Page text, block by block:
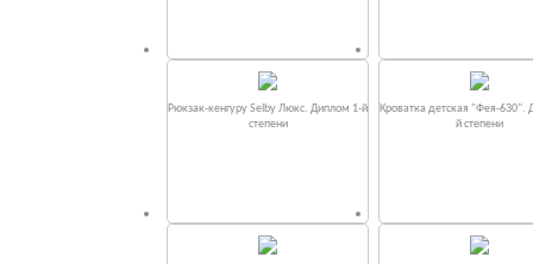
Рюкзак-кенгуру Selby Люкс. Диплом 1-й
степени
Кроватка детская "Фея-630".
й степени